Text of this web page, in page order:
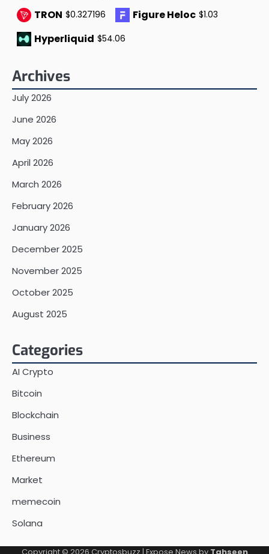
TRON $0.327196 Figure Heloc $1.03
Hyperliquid $54.06
Archives
July 2026
June 2026
May 2026
April 2026
March 2026
February 2026
January 2026
December 2025
November 2025
October 2025
August 2025
Categories
AI Crypto
Bitcoin
Blockchain
Business
Ethereum
Market
memecoin
Solana